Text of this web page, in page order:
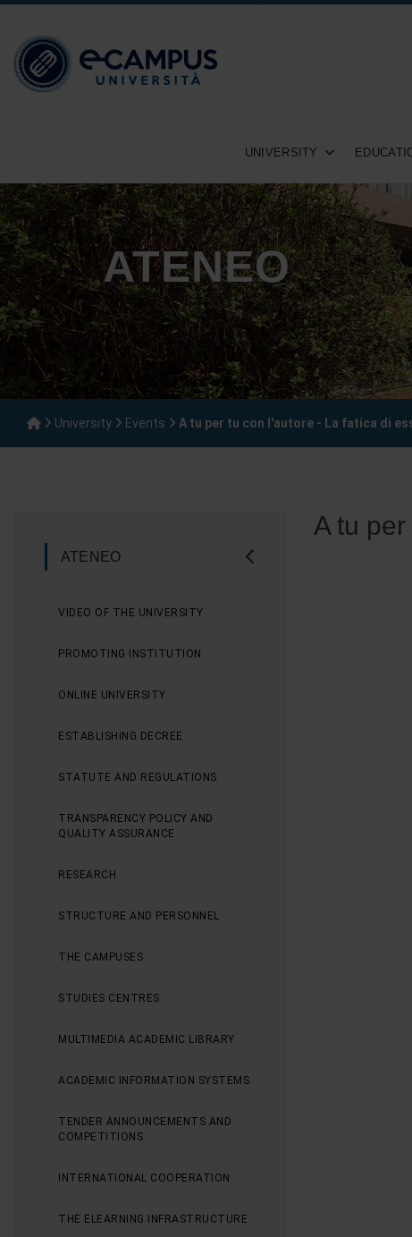
UNIVERSITY
ATENEO
University Events A tu per tu con l'autore - La fatica di
ATENEO
VIDEO OF THE UNIVERSITY
PROMOTING INSTITUTION
ONLINE UNIVERSITY
ESTABLISHING DECREE
STATUTE AND REGULATIONS
TRANSPARENCY POLICY AND
QUALITY ASSURANCE
RESEARCH
STRUCTURE AND PERSONNEL
THE CAMPUSES
STUDIES CENTRES
MULTIMEDIA ACADEMIC LIBRARY
ACADEMIC INFORMATION SYSTEMS
TENDER ANNOUNCEMENTS AND
COMPETITIONS
INTERNATIONAL COOPERATION
THE ELEARNING INFRASTRUCTURE
A tu